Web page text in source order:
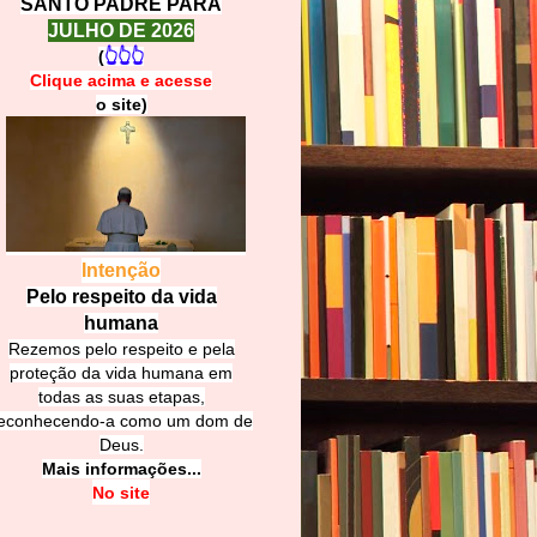
SANTO PADRE PARA
JULHO DE 2026
(👆👆👆
Clique acima e acesse
o site)
Intenção
Pelo respeito da vida
humana
Rezemos pelo respeito e pela
proteção da vida humana em
todas as suas etapas,
a como um dom de
Deus.
Mais informações...
No site